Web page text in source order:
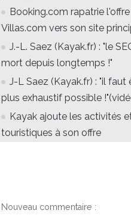
Booking.com rapatrie
Villas.com vers son site
J.-L. Saez (Kayak.fr) : "le
mort depuis longtemps !"
J-L Saez (Kayak.fr) : "il faut
plus exhaustif possible
Kayak ajoute les activités
touristiques à son offre
Nouveau commentaire :